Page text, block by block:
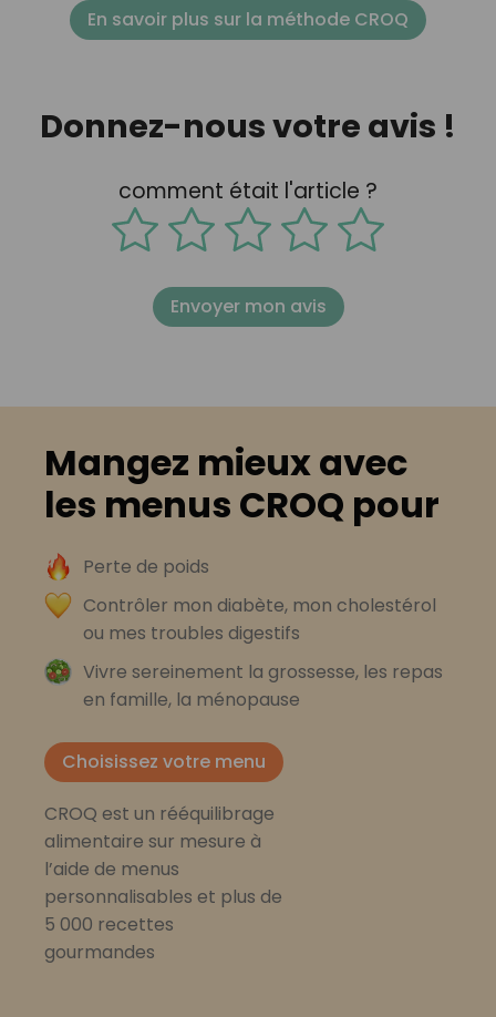
En savoir plus sur la méthode CROQ
Donnez-nous votre avis !
comment était l'article ?
Envoyer mon avis
Mangez mieux avec
les menus CROQ pour
Perte de poids
Contrôler mon diabète, mon cholestérol
ou mes troubles digestifs
Vivre sereinement la grossesse, les repas
en famille, la ménopause
Choisissez votre menu
CROQ est un rééquilibrage
alimentaire sur mesure à
l’aide de menus
personnalisables et plus de
5 000 recettes
gourmandes